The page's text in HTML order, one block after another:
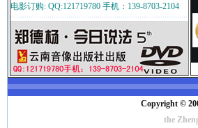
电影订购: QQ:121719780 手机：139-8703-2104
Copyright ©
the